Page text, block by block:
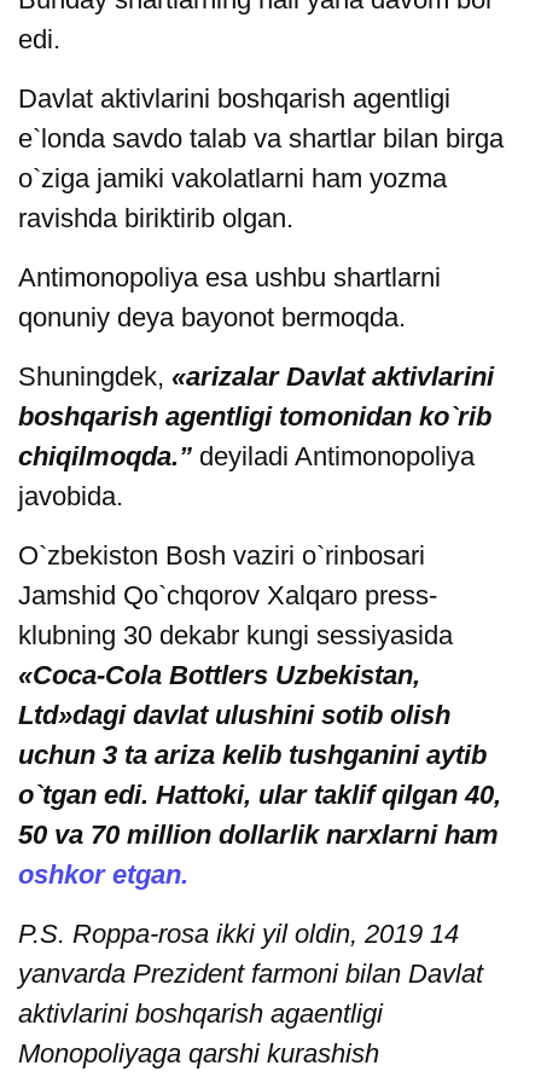
edi.
Davlat aktivlarini boshqarish agentligi
e`londa savdo talab va shartlar bilan birga
o`ziga jamiki vakolatlarni ham yozma
ravishda biriktirib olgan.
Antimonopoliya esa ushbu shartlarni
qonuniy deya bayonot bermoqda.
Shuningdek, «arizalar Davlat aktivlarini
boshqarish agentligi tomonidan ko`rib
chiqilmoqda.” deyiladi Antimonopoliya
javobida.
O`zbekiston Bosh vaziri o`rinbosari
Jamshid Qo`chqorov Xalqaro press-
klubning 30 dekabr kungi sessiyasida
«Coca-Cola Bottlers Uzbekistan,
Ltd»dagi davlat ulushini sotib olish
uchun 3 ta ariza kelib tushganini aytib
o`tgan edi. Hattoki, ular taklif qilgan 40,
50 va 70 million dollarlik narxlarni ham
oshkor etgan.
P.S. Roppa-rosa ikki yil oldin, 2019 14
yanvarda Prezident farmoni bilan Davlat
aktivlarini boshqarish agaentligi
Monopoliyaga qarshi kurashish